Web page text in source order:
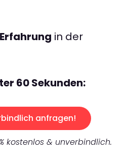
in der
60 Sekunden:
anfragen!
kostenlos & unverbindlich.